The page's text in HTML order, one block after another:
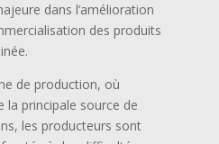
dans l’amélioration
des produits
de production, où
la principale source de
les producteurs sont